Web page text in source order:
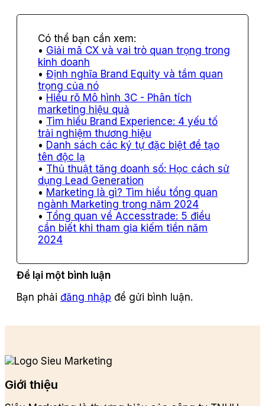
Giải mã CX và vai trò quan trọng trong
kinh doanh
Định nghĩa Brand Equity và tầm quan
trọng của nó
Hiểu rõ Mô hình 3C - Phân tích
marketing hiệu quả
Tìm hiểu Brand Experience: 4 yếu tố
trải nghiệm thương hiệu
Danh sách các ký tự đặc biệt để tạo
tên độc lạ
Thủ thuật tăng doanh số: Học cách sử
dụng Lead Generation
Marketing là gì? Tìm hiểu tổng quan
ngành Marketing trong năm 2024
Tổng quan về Accesstrade: 5 điều
cần biết khi tham gia kiếm tiền năm
2024
Để lại một bình luận
Bạn phải đăng nhập để gửi bình luận.
Giới thiệu